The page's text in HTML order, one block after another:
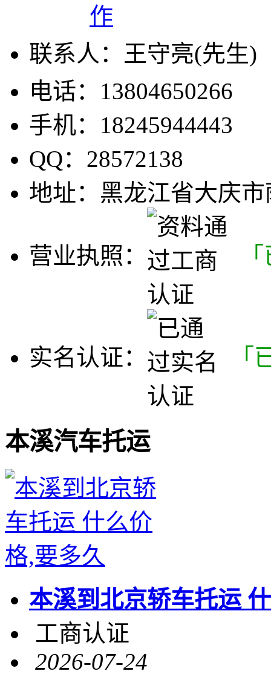
联系人： 王守亮(先生)
电话： 13804650266
手机： 18245944443
QQ： 28572138
地址： 黑龙江省大庆
营业执照：
实名认证： 「
本溪汽车托运
本溪到北京轿车托运
工商认证
2026-07-24